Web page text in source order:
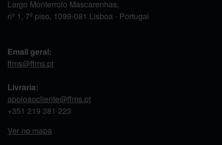
Largo Monterroio Mascarenhas,
nº 1, 7º piso, 1099-081 Lisboa - Portugal
Email geral:
ffms@ffms.pt
Livraria:
apoioaocliente@ffms.pt
+351 219 381 223
Ver no mapa